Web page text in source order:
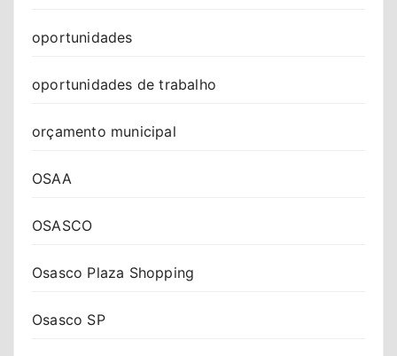
oportunidades
oportunidades de trabalho
orçamento municipal
OSAA
OSASCO
Osasco Plaza Shopping
Osasco SP